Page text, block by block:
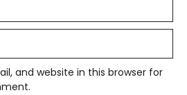
and website in this browser for